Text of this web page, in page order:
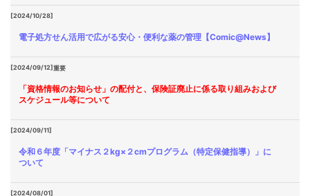
[2024/10/28]
電子処方せん活用で広がる安心・便利な薬の管理【Comic@News】
[2024/09/12]重要
「資格情報のお知らせ」の配付と、保険証廃止に係る取り組みおよび
スケジュール等について
[2024/09/11]
令和６年度「マイナス２kg×２cmプログラム（特定保健指導）」に
ついて
[2024/08/01]